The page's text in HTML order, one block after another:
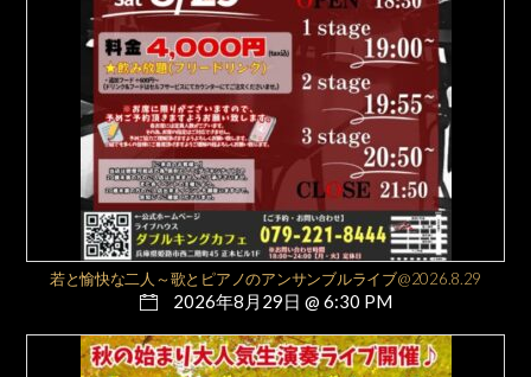
若と愉快な二人～歌とピアノのアンサンブルライブ@2026.8.29
2026年8月29日 @ 6:30 PM